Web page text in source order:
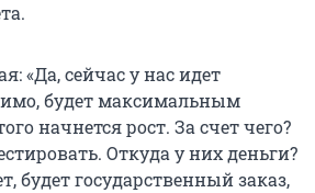
«Да, сейчас у нас идет
будет максимальным
начнется рост. За счет чего?
Откуда у них деньги?
будет государственный заказ,